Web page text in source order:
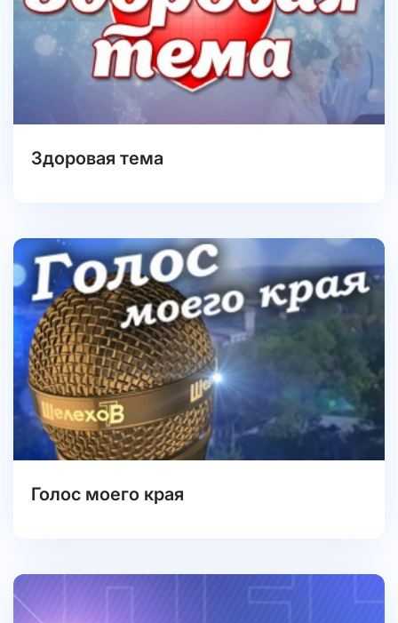
Здоровая тема
Голос моего края